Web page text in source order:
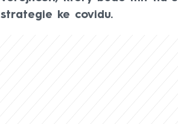
strategie ke covidu.